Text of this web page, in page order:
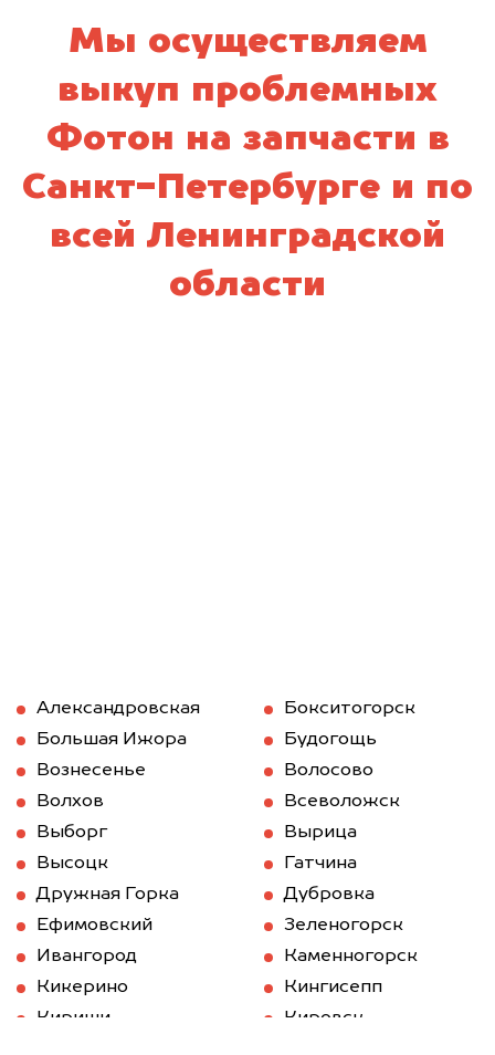
Мы осуществляем
выкуп проблемных
Фотон на запчасти в
Санкт-Петербурге и по
всей Ленинградской
области
Александровская
Бокситогорск
Большая Ижора
Будогощь
Вознесенье
Волосово
Волхов
Всеволожск
Выборг
Вырица
Высоцк
Гатчина
Дружная Горка
Дубровка
Ефимовский
Зеленогорск
Ивангород
Каменногорск
Кикерино
Кингисепп
Кириши
Кировск